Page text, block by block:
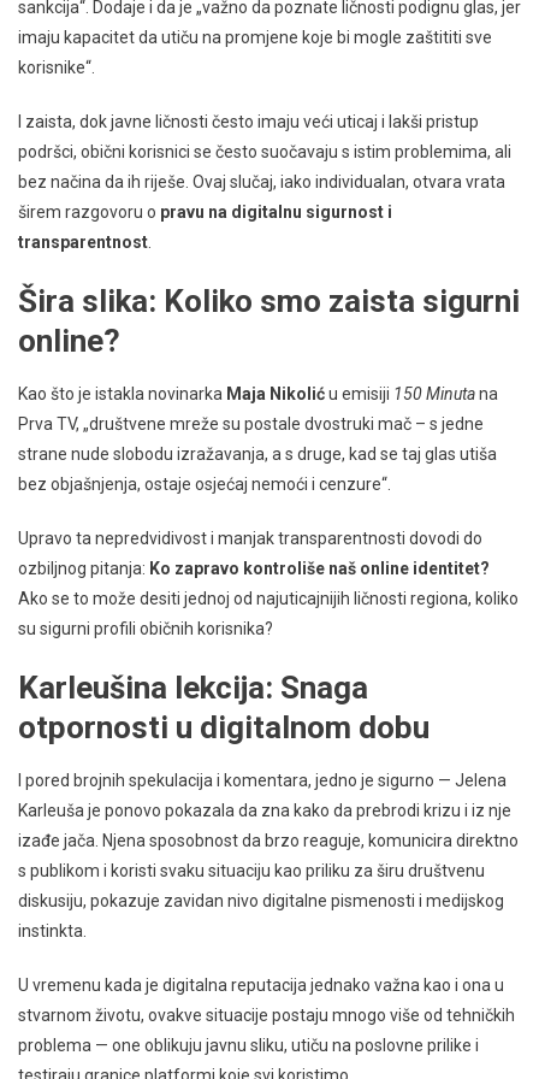
sankcija“. Dodaje i da je „važno da poznate ličnosti podignu glas, jer
imaju kapacitet da utiču na promjene koje bi mogle zaštititi sve
korisnike“.
I zaista, dok javne ličnosti često imaju veći uticaj i lakši pristup
podršci, obični korisnici se često suočavaju s istim problemima, ali
bez načina da ih riješe. Ovaj slučaj, iako individualan, otvara vrata
širem razgovoru o pravu na digitalnu sigurnost i
transparentnost
Šira slika: Koliko smo zaista sigurni
online?
Kao što je istakla novinarka Maja Nikoliću emisiji 150 Minutana
Prva TV, „društvene mreže su postale dvostruki mač – s jedne
strane nude slobodu izražavanja, a s druge, kad se taj glas utiša
bez objašnjenja, ostaje osjećaj nemoći i cenzure“.
Upravo ta nepredvidivost i manjak transparentnosti dovodi do
ozbiljnog pitanja: Ko zapravo kontroliše naš online identitet?
Ako se to može desiti jednoj od najuticajnijih ličnosti regiona, koliko
su sigurni profili običnih korisnika?
Karleušina lekcija: Snaga
otpornosti u digitalnom dobu
I pored brojnih spekulacija i komentara, jedno je sigurno — Jelena
Karleuša je ponovo pokazala da zna kako da prebrodi krizu i iz nje
izađe jača. Njena sposobnost da brzo reaguje, komunicira direktno
s publikom i koristi svaku situaciju kao priliku za širu društvenu
diskusiju, pokazuje zavidan nivo digitalne pismenosti i medijskog
instinkta.
U vremenu kada je digitalna reputacija jednako važna kao i ona u
stvarnom životu, ovakve situacije postaju mnogo više od tehničkih
problema — one oblikuju javnu sliku, utiču na poslovne prilike i